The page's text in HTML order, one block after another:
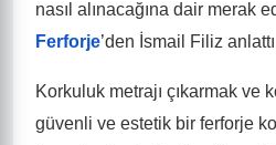
nasıl alınacağına dair merak
Ferforje’den İsmail Filiz
Korkuluk metrajı çıkarmak ve
güvenli ve estetik bir ferforje